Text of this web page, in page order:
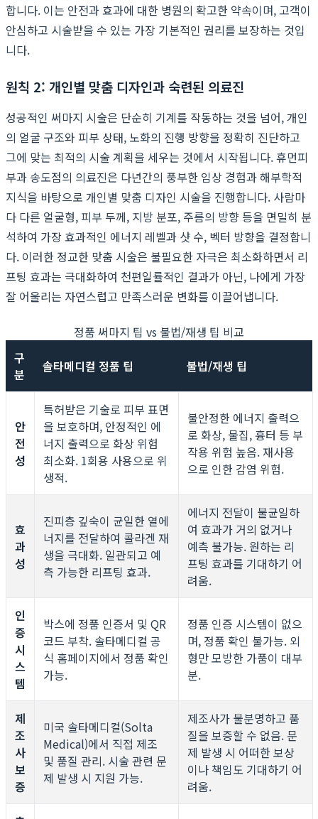
합니다. 이는 안전과 효과에 대한 병원의 확고한 약속이며, 고객이
안심하고 시술받을 수 있는 가장 기본적인 권리를 보장하는 것입
니다.
원칙 2: 개인별 맞춤 디자인과 숙련된 의료진
성공적인 써마지 시술은 단순히 기계를 작동하는 것을 넘어, 개인
의 얼굴 구조와 피부 상태, 노화의 진행 방향을 정확히 진단하고
그에 맞는 최적의 시술 계획을 세우는 것에서 시작됩니다. 휴먼피
부과 송도점의 의료진은 다년간의 풍부한 임상 경험과 해부학적
지식을 바탕으로 개인별 맞춤 디자인 시술을 진행합니다. 사람마
다 다른 얼굴형, 피부 두께, 지방 분포, 주름의 방향 등을 면밀히 분
석하여 가장 효과적인 에너지 레벨과 샷 수, 벡터 방향을 결정합니
다. 이러한 정교한 맞춤 시술은 불필요한 자극은 최소화하면서 리
프팅 효과는 극대화하여 천편일률적인 결과가 아닌, 나에게 가장
잘 어울리는 자연스럽고 만족스러운 변화를 이끌어냅니다.
정품 써마지 팁 vs 불법/재생 팁 비교
구
분
솔타메디컬 정품 팁 불법/재생 팁
안
전
성
특허받은 기술로 피부 표면
을 보호하며, 안정적인 에
너지 출력으로 화상 위험
최소화. 1회용 사용으로 위
생적.
불안정한 에너지 출력으
로 화상, 물집, 흉터 등 부
작용 위험 높음. 재사용
으로 인한 감염 위험.
효
과
성
진피층 깊숙이 균일한 열에
너지를 전달하여 콜라겐 재
생을 극대화. 일관되고 예
측 가능한 리프팅 효과.
에너지 전달이 불균일하
여 효과가 거의 없거나
예측 불가능. 원하는 리
프팅 효과를 기대하기 어
려움.
인
증
시
스
템
박스에 정품 인증서 및 QR
코드 부착. 솔타메디컬 공
식 홈페이지에서 정품 확인
가능.
정품 인증 시스템이 없으
며, 정품 확인 불가능. 외
형만 모방한 가품이 대부
분.
제
조
사
보
증
미국 솔타메디컬(Solta
Medical)에서 직접 제조
및 품질 관리. 시술 관련 문
제 발생 시 지원 가능.
제조사가 불분명하고 품
질을 보증할 수 없음. 문
제 발생 시 어떠한 보상
이나 책임도 기대하기 어
려움.